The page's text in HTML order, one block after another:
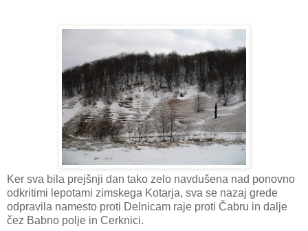
Ker sva bila prejšnji dan tako zelo navdušena nad ponovno
odkritimi lepotami zimskega Kotarja, sva se nazaj grede
odpravila namesto proti Delnicam raje proti Čabru in dalje
čez Babno polje in Cerknici.